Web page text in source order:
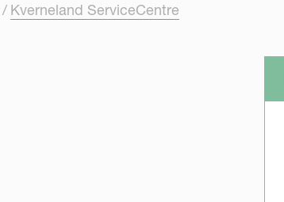
Kverneland ServiceCentre